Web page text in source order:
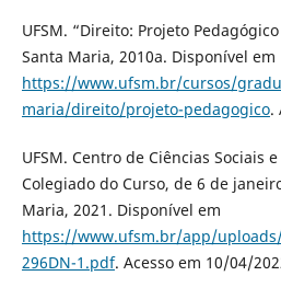
UFSM. “Direito: Projeto
Santa Maria, 2010a. Disponível em
https://www.ufsm.br/cursos/
maria/direito/projeto-pedagogico.
UFSM. Centro de Ciências Sociais
Colegiado do Curso, de 6 de
Maria, 2021. Disponível em
https://www.ufsm.br/app/uploads/
296DN-1.pdf. Acesso em 10/04/